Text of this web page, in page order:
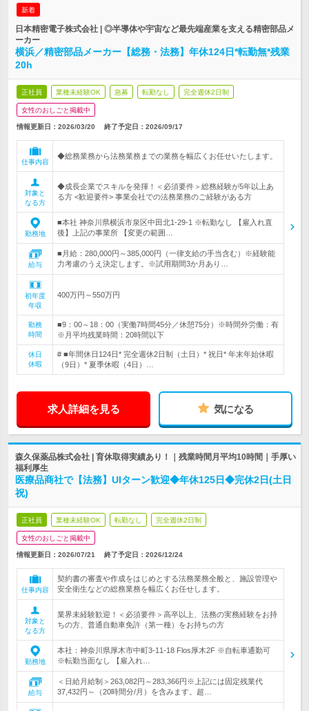
新着
日本精密電子株式会社 | ◎半導体や宇宙など最先端産業を支える精密部品メ
ーカー
横浜／精密部品メーカー【総務・法務】年休124日*転勤無*残業
20h
正社員 業種未経験OK 急募 転勤なし 完全週休2日制
女性のおしごと掲載中
情報更新日：2026/03/20 終了予定日： 2026/09/17
仕事内容
◆総務業務から法務業務までの業務を幅広くお任せいたします。
対象と
なる方
◆成長企業でスキルを発揮！＜必須要件＞総務経験が5年以上あ
る方 <歓迎要件> 事業会社での法務業務のご経験がある方
勤務地
■本社 神奈川県横浜市泉区中田北1-29-1 ※転勤なし 【雇入れ直
後】上記の事業所 【変更の範囲…
給与
■月給：280,000円～385,000円（一律支給の手当含む）※経験能
力考慮のうえ決定します。※試用期間3か月あり…
初年度
年収
400万円～550万円
勤務
時間
■9：00～18：00（実働7時間45分／休憩75分）※時間外労働：有
※月平均残業時間：20時間以下
休日
休暇
# ■年間休日124日* 完全週休2日制（土日）* 祝日* 年末年始休暇
（9日）* 夏季休暇（4日）…
求人詳細を見る 気になる
森久保薬品株式会社 | 育休取得実績あり！｜残業時間月平均10時間｜手厚い
福利厚生
医療品商社で【法務】UIターン歓迎◆年休125日◆完休2日(土日
祝)
正社員 業種未経験OK 転勤なし 完全週休2日制
女性のおしごと掲載中
情報更新日：2026/07/21 終了予定日： 2026/12/24
仕事内容
契約書の審査や作成をはじめとする法務業務全般と、施設管理や
安全衛生などの総務業務を幅広くお任せします。
対象と
なる方
業界未経験歓迎！＜必須要件＞高卒以上、法務の実務経験をお持
ちの方、普通自動車免許（第一種）をお持ちの方
勤務地
本社：神奈川県厚木市中町3-11-18 Flos厚木2F ※自転車通勤可
※転勤当面なし 【雇入れ…
給与
＜日給月給制＞263,082円～283,366円※上記には固定残業代
37,432円～（20時間分/月）を含みます。超…